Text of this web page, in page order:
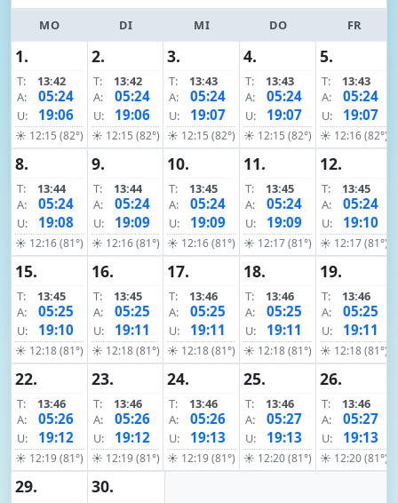
MO DI MI DO FR
1.
T:
13:42
A:
05:24
U: 19:06
☀ 12:15 (82°)
2.
T:
13:42
A:
05:24
U: 19:06
☀ 12:15 (82°)
3.
T:
13:43
A:
05:24
U: 19:07
☀ 12:15 (82°)
4.
T:
13:43
A:
05:24
U: 19:07
☀ 12:15 (82°)
5.
T:
13:43
A:
05:24
U: 19:07
☀ 12:16 (82°)
8.
T:
13:44
A:
05:24
U: 19:08
☀ 12:16 (81°)
9.
T:
13:44
A:
05:24
U: 19:09
☀ 12:16 (81°)
10.
T:
13:45
A:
05:24
U: 19:09
☀ 12:16 (81°)
11.
T:
13:45
A:
05:24
U: 19:09
☀ 12:17 (81°)
12.
T:
13:45
A:
05:24
U: 19:10
☀ 12:17 (81°)
15.
T:
13:45
A:
05:25
U: 19:10
☀ 12:18 (81°)
16.
T:
13:45
A:
05:25
U: 19:11
☀ 12:18 (81°)
17.
T:
13:46
A:
05:25
U: 19:11
☀ 12:18 (81°)
18.
T:
13:46
A:
05:25
U: 19:11
☀ 12:18 (81°)
19.
T:
13:46
A:
05:25
U: 19:11
☀ 12:18 (81°)
22.
T:
13:46
A:
05:26
U: 19:12
☀ 12:19 (81°)
23.
T:
13:46
A:
05:26
U: 19:12
☀ 12:19 (81°)
24.
T:
13:46
A:
05:26
U: 19:13
☀ 12:19 (81°)
25.
T:
13:46
A:
05:27
U: 19:13
☀ 12:20 (81°)
26.
T:
13:46
A:
05:27
U: 19:13
☀ 12:20 (81°)
29. 30.